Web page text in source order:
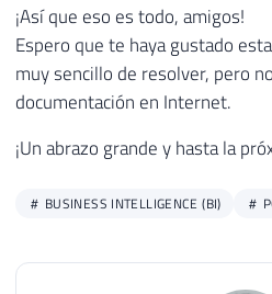
¡Así que eso es todo, amigos!
Espero que te haya gustado
muy sencillo de resolver, pero
documentación en Internet.
¡Un abrazo grande y hasta la
BUSINESS INTELLIGENCE (BI)